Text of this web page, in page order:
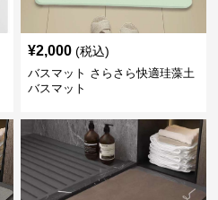
¥2,000 (税込)
バスマット さらさら快適珪藻土
バスマット